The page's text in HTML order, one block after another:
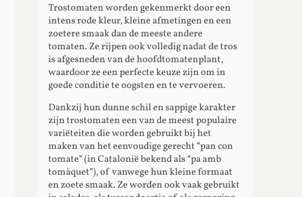
Trostomaten worden gekenmerkt door een
intens rode kleur, kleine afmetingen en een
zoetere smaak dan de meeste andere
tomaten. Ze rijpen ook volledig nadat de tros
is afgesneden van de hoofdtomatenplant,
waardoor ze een perfecte keuze zijn om in
goede conditie te oogsten en te vervoeren.
Dankzij hun dunne schil en sappige karakter
zijn trostomaten een van de meest populaire
variëteiten die worden gebruikt bij het
maken van het eenvoudige gerecht “pan con
tomate” (in Catalonië bekend als “pa amb
tomàquet”), of vanwege hun kleine formaat
en zoete smaak. Ze worden ook vaak gebruikt